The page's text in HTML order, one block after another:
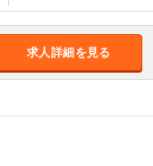
求人詳細を見る
津
柏（東口）
代台
本八幡